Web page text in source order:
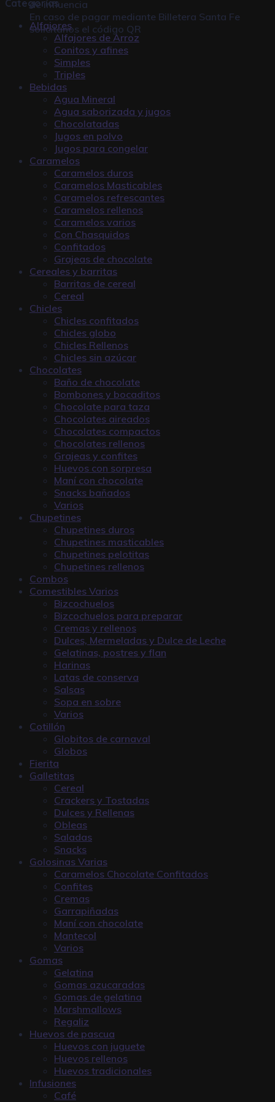
de influencia
En caso de pagar mediante Billetera Santa Fe
solicitanos el código QR
Categorías
Alfajores
Alfajores de Arroz
Conitos y afines
Simples
Triples
Bebidas
Agua Mineral
Agua saborizada y jugos
Chocolatadas
Jugos en polvo
Jugos para congelar
Caramelos
Caramelos duros
Caramelos Masticables
Caramelos refrescantes
Caramelos rellenos
Caramelos varios
Con Chasquidos
Confitados
Grajeas de chocolate
Cereales y barritas
Barritas de cereal
Cereal
Chicles
Chicles confitados
Chicles globo
Chicles Rellenos
Chicles sin azúcar
Chocolates
Baño de chocolate
Bombones y bocaditos
Chocolate para taza
Chocolates aireados
Chocolates compactos
Chocolates rellenos
Grajeas y confites
Huevos con sorpresa
Maní con chocolate
Snacks bañados
Varios
Chupetines
Chupetines duros
Chupetines masticables
Chupetines pelotitas
Chupetines rellenos
Combos
Comestibles Varios
Bizcochuelos
Bizcochuelos para preparar
Cremas y rellenos
Dulces, Mermeladas y Dulce de Leche
Gelatinas, postres y flan
Harinas
Latas de conserva
Salsas
Sopa en sobre
Varios
Cotillón
Globitos de carnaval
Globos
Fierita
Galletitas
Cereal
Crackers y Tostadas
Dulces y Rellenas
Obleas
Saladas
Snacks
Golosinas Varias
Caramelos Chocolate Confitados
Confites
Cremas
Garrapiñadas
Maní con chocolate
Mantecol
Varios
Gomas
Gelatina
Gomas azucaradas
Gomas de gelatina
Marshmallows
Regaliz
Huevos de pascua
Huevos con juguete
Huevos rellenos
Huevos tradicionales
Infusiones
Café